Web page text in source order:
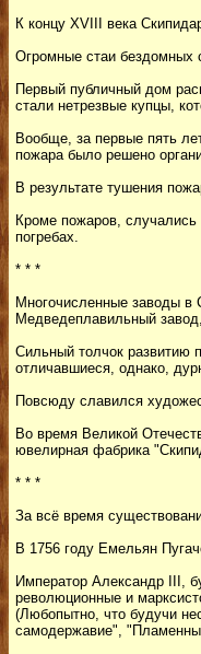
К концу XVIII века
Огромные стаи бездомных
Первый публичный дом
стали нетрезвые купцы,
Вообще, за первые пять
пожара было решено
В результате тушения
Кроме пожаров,
погребах.
* * *
Многочисленные заводы в
Медведеплавильный
Сильный толчок развитию
отличавшиеся, однако,
Повсюду славился
Во время Великой
ювелирная фабрика
* * *
За всё время
В 1756 году Емельян
Император Александр III,
революционные и
(Любопытно, что будучи
самодержавие",